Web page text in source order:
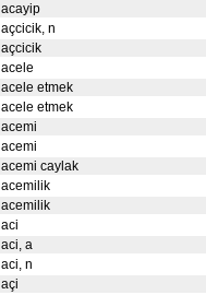
acayip
açcicik, n
açcicik
acele
acele etmek
acele etmek
acemi
acemi
acemi caylak
acemilik
acemilik
aci
aci, a
aci, n
açi